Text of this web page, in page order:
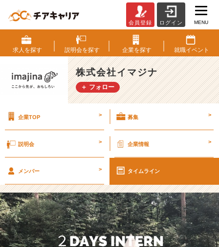
2
D
A
Y
S
o
n
ン
ン
／〜
夏
の
学
び
会員登録 ログイン MENU
求人を探す 説明会を探す 企業を探す 就職イベント
株式会社イマジナ
＋ フォロー
企業TOP > 募集 >
説明会 > 企業情報 >
メンバー > タイムライン